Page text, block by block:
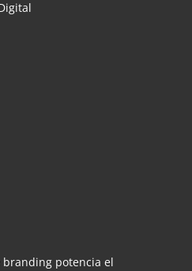
branding potencia el